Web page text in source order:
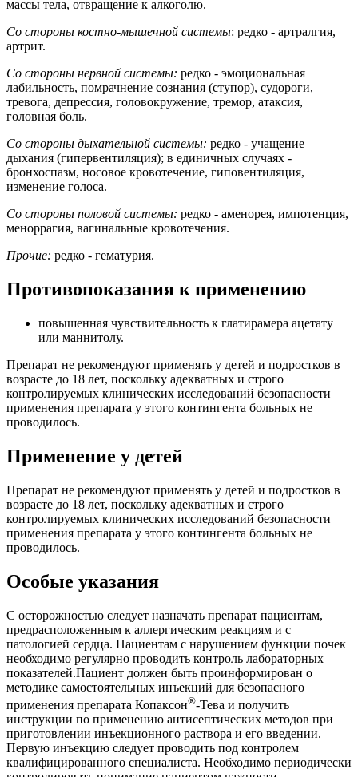
массы тела, отвращение к алкоголю.
Со стороны костно-мышечной системы: редко - артралгия,
артрит.
Со стороны нервной системы: редко - эмоциональная
лабильность, помрачнение сознания (ступор), судороги,
тревога, депрессия, головокружение, тремор, атаксия,
головная боль.
Со стороны дыхательной системы: редко - учащение
дыхания (гипервентиляция); в единичных случаях -
бронхоспазм, носовое кровотечение, гиповентиляция,
изменение голоса.
Со стороны половой системы: редко - аменорея, импотенция,
меноррагия, вагинальные кровотечения.
Прочие: редко - гематурия.
Противопоказания к применению
повышенная чувствительность к глатирамера ацетату
или маннитолу.
Препарат не рекомендуют применять у детей и подростков в
возрасте до 18 лет, поскольку адекватных и строго
контролируемых клинических исследований безопасности
применения препарата у этого контингента больных не
проводилось.
Применение у детей
Препарат не рекомендуют применять у детей и подростков в
возрасте до 18 лет, поскольку адекватных и строго
контролируемых клинических исследований безопасности
применения препарата у этого контингента больных не
проводилось.
Особые указания
С осторожностью следует назначать препарат пациентам,
предрасположенным к аллергическим реакциям и с
патологией сердца. Пациентам с нарушением функции почек
необходимо регулярно проводить контроль лабораторных
показателей.Пациент должен быть проинформирован о
методике самостоятельных инъекций для безопасного
применения препарата Копаксон®-Тева и получить
инструкции по применению антисептических методов при
приготовлении инъекционного раствора и его введении.
Первую инъекцию следует проводить под контролем
квалифицированного специалиста. Необходимо периодически